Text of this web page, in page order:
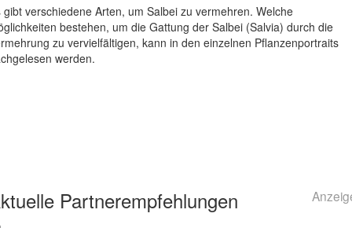
gibt verschiedene Arten, um Salbei zu vermehren. Welche
bestehen, um die Gattung der Salbei (Salvia) durch die
zu vervielfältigen, kann in den einzelnen Pflanzenportraits
werden.
Partnerempfehlungen